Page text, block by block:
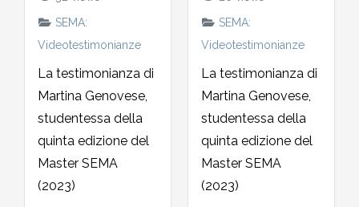
SEMA:
Videotestimonianze
La testimonianza di
Martina Genovese,
studentessa della
quinta edizione del
Master SEMA
(2023)
SEMA:
Videotestimonianze
La testimonianza di
Martina Genovese,
studentessa della
quinta edizione del
Master SEMA
(2023)